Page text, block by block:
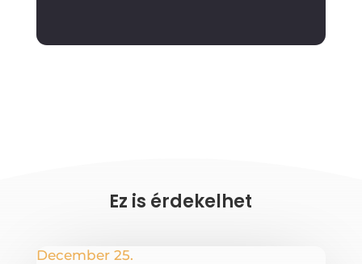
Ez is érdekelhet
December 25.